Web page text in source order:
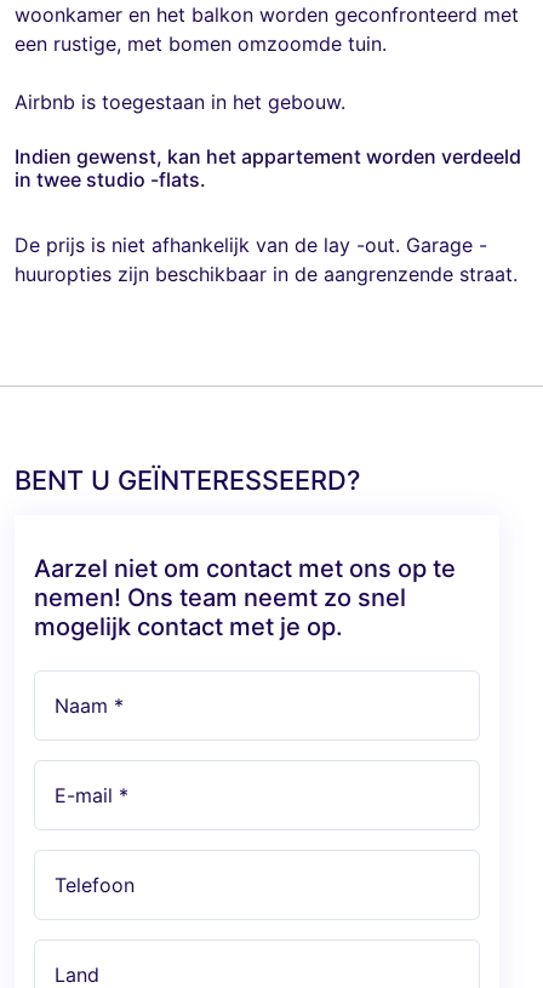
woonkamer en het balkon worden geconfronteerd met
een rustige, met bomen omzoomde tuin.
Airbnb is toegestaan ​​in het gebouw. ​​
Indien gewenst, kan het appartement worden verdeeld
in twee studio -flats.
De prijs is niet afhankelijk van de lay -out. Garage -
huuropties zijn beschikbaar in de aangrenzende straat.
BENT U GEÏNTERESSEERD?
Aarzel niet om contact met ons op te
nemen! Ons team neemt zo snel
mogelijk contact met je op.
Naam *
E-mail *
Telefoon
Land